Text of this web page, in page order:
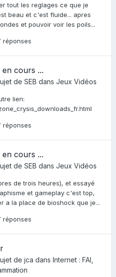
tout les reglages ce que je
beau et c'est fluide... apres
et pouvoir voir les poils...
réponses
cours ...
de SEB dans Jeux Vidéos
lien:
réponses
cours ...
de SEB dans Jeux Vidéos
de trois heures), et essayé
et gameplay c'est top,
a la place de bioshock que je...
réponses
de jca dans Internet : FAI,